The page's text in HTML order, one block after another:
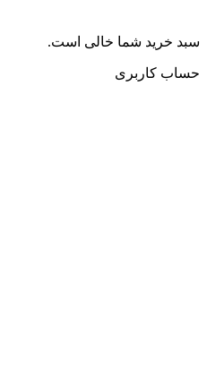
سبد خرید شما خالی است.
حساب کاربری